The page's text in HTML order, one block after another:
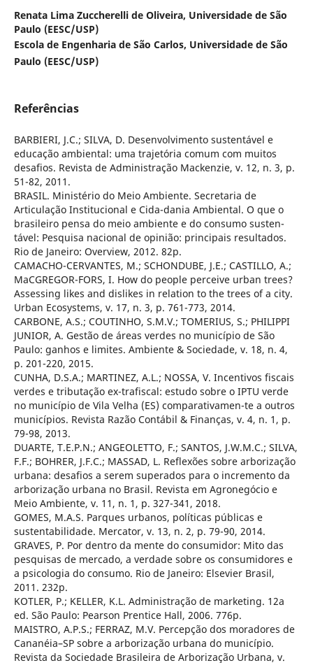
Renata Lima Zuccherelli de Oliveira, Universidade de São
Paulo (EESC/USP)
Escola de Engenharia de São Carlos, Universidade de São
Paulo (EESC/USP)
Referências
BARBIERI, J.C.; SILVA, D. Desenvolvimento sustentável e
educação ambiental: uma trajetória comum com muitos
desafios. Revista de Administração Mackenzie, v. 12, n. 3, p.
51-82, 2011.
BRASIL. Ministério do Meio Ambiente. Secretaria de
Articulação Institucional e Cida-dania Ambiental. O que o
brasileiro pensa do meio ambiente e do consumo susten-
tável: Pesquisa nacional de opinião: principais resultados.
Rio de Janeiro: Overview, 2012. 82p.
CAMACHO-CERVANTES, M.; SCHONDUBE, J.E.; CASTILLO, A.;
MaCGREGOR-FORS, I. How do people perceive urban trees?
Assessing likes and dislikes in relation to the trees of a city.
Urban Ecosystems, v. 17, n. 3, p. 761-773, 2014.
CARBONE, A.S.; COUTINHO, S.M.V.; TOMERIUS, S.; PHILIPPI
JUNIOR, A. Gestão de áreas verdes no município de São
Paulo: ganhos e limites. Ambiente & Sociedade, v. 18, n. 4,
p. 201-220, 2015.
CUNHA, D.S.A.; MARTINEZ, A.L.; NOSSA, V. Incentivos fiscais
verdes e tributação ex-trafiscal: estudo sobre o IPTU verde
no município de Vila Velha (ES) comparativamen-te a outros
municípios. Revista Razão Contábil & Finanças, v. 4, n. 1, p.
79-98, 2013.
DUARTE, T.E.P.N.; ANGEOLETTO, F.; SANTOS, J.W.M.C.; SILVA,
F.F.; BOHRER, J.F.C.; MASSAD, L. Reflexões sobre arborização
urbana: desafios a serem superados para o incremento da
arborização urbana no Brasil. Revista em Agronegócio e
Meio Ambiente, v. 11, n. 1, p. 327-341, 2018.
GOMES, M.A.S. Parques urbanos, políticas públicas e
sustentabilidade. Mercator, v. 13, n. 2, p. 79-90, 2014.
GRAVES, P. Por dentro da mente do consumidor: Mito das
pesquisas de mercado, a verdade sobre os consumidores e
a psicologia do consumo. Rio de Janeiro: Elsevier Brasil,
2011. 232p.
KOTLER, P.; KELLER, K.L. Administração de marketing. 12a
ed. São Paulo: Pearson Prentice Hall, 2006. 776p.
MAISTRO, A.P.S.; FERRAZ, M.V. Percepção dos moradores de
Cananéia–SP sobre a arborização urbana do município.
Revista da Sociedade Brasileira de Arborização Urbana, v.